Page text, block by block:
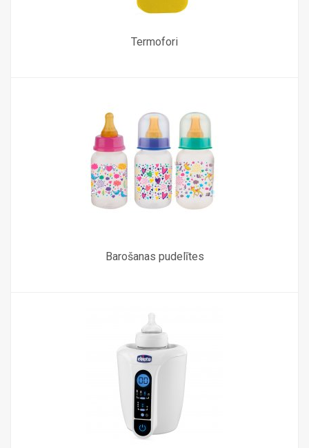
Termofori
Barošanas pudelītes